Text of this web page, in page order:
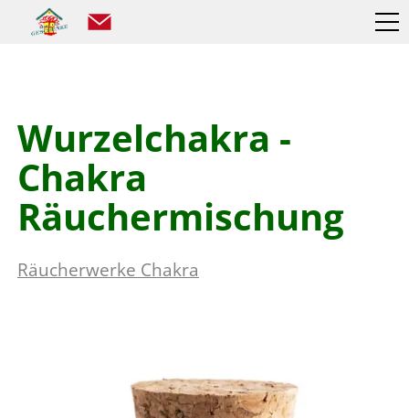
Wurzelchakra -
Chakra
Räuchermischung
Räucherwerke Chakra